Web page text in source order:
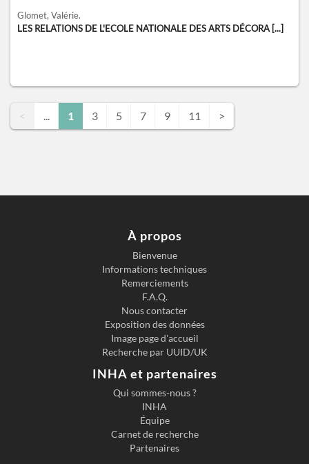
Glomet, Valérie.
LES RELATIONS DE L'ECOLE NATIONALE DES ARTS DÉCORA [...]
< ... 1 3 5 7 9 11 >
À propos
Bienvenue
Informations techniques
Remerciements
F.A.Q.
Nous contacter
Exposition des données
Image page d'accueil
Recherche par UUID/UK
INHA et partenaires
Qui sommes-nous ?
INHA
Équipe
Carnet de recherche
Partenaires